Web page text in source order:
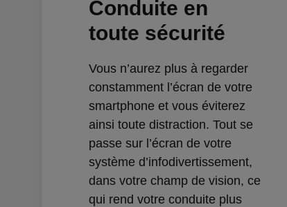
Conduite en
toute sécurité
Vous n’aurez plus à regarder
constamment l’écran de votre
smartphone et vous éviterez
ainsi toute distraction. Tout se
passe sur l’écran de votre
système d’infodivertissement,
dans votre champ de vision, ce
qui rend votre conduite plus